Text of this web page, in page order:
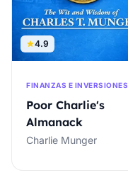
4.9
FINANZAS E INVERSIONES
Poor Charlie's
Almanack
Charlie Munger